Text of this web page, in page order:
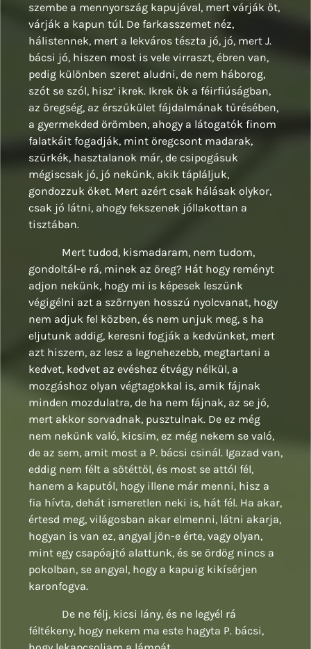
szembe a mennyország kapujával, mert várják őt,
várják a kapun túl. De farkasszemet néz,
hálistennek, mert a lekváros tészta jó, jó, mert J.
bácsi jó, hiszen most is vele virraszt, ébren van,
pedig különben szeret aludni, de nem háborog,
szót se szól, hisz’ ikrek. Ikrek ők a féirfiúságban,
az öregség, az érszűkület fájdalmának tűrésében,
a gyermekded örömben, ahogy a látogatók finom
falatkáit fogadják, mint öregcsont madarak,
szürkék, hasztalanok már, de csipogásuk
mégiscsak jó, jó nekünk, akik tápláljuk,
gondozzuk őket. Mert azért csak hálásak olykor,
csak jó látni, ahogy fekszenek jóllakottan a
tisztában.
Mert tudod, kismadaram, nem tudom,
gondoltál-e rá, minek az öreg? Hát hogy reményt
adjon nekünk, hogy mi is képesek leszünk
végigélni azt a szörnyen hosszú nyolcvanat, hogy
nem adjuk fel közben, és nem unjuk meg, s ha
eljutunk addig, keresni fogják a kedvünket, mert
azt hiszem, az lesz a legnehezebb, megtartani a
kedvet, kedvet az evéshez étvágy nélkül, a
mozgáshoz olyan végtagokkal is, amik fájnak
minden mozdulatra, de ha nem fájnak, az se jó,
mert akkor sorvadnak, pusztulnak. De ez még
nem nekünk való, kicsim, ez még nekem se való,
de az sem, amit most a P. bácsi csinál. Igazad van,
eddig nem félt a sötéttől, és most se attól fél,
hanem a kaputól, hogy illene már menni, hisz a
fia hívta, dehát ismeretlen neki is, hát fél. Ha akar,
értesd meg, világosban akar elmenni, látni akarja,
hogyan is van ez, angyal jön-e érte, vagy olyan,
mint egy csapóajtó alattunk, és se ördög nincs a
pokolban, se angyal, hogy a kapuig kikísérjen
karonfogva.
De ne félj, kicsi lány, és ne legyél rá
féltékeny, hogy nekem ma este hagyta P. bácsi,